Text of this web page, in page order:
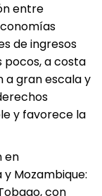
entre
de ingresos
pocos, a costa
a gran escala y
y favorece la
en
Mozambique:
con